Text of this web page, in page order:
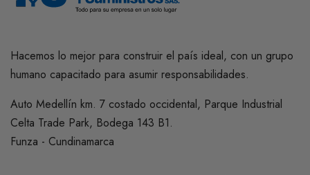
Hacemos lo mejor para construir el país ideal, con un grupo
humano capacitado para asumir responsabilidades.
Auto Medellín km. 7 costado occidental, Parque Industrial
Celta Trade Park, Bodega 143 B1.
Funza - Cundinamarca